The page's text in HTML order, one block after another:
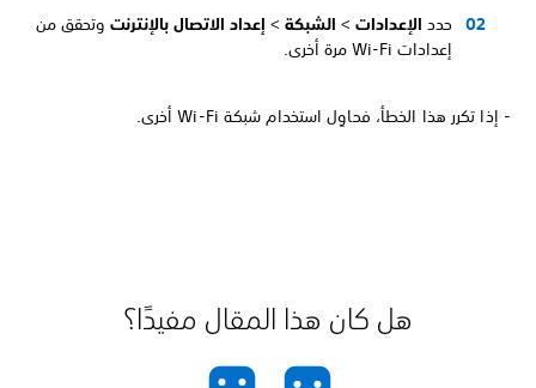
حدد الإعدادات > الشبكة > إعداد الاتصال بالإنترنت وتحقق من
إعدادات Wi-Fi مرة أخرى.
- إذا تكرر هذا الخطأ، فحاوِل استخدام شبكة Wi-Fi أخرى.
هل كان هذا المقال مفيدًا؟